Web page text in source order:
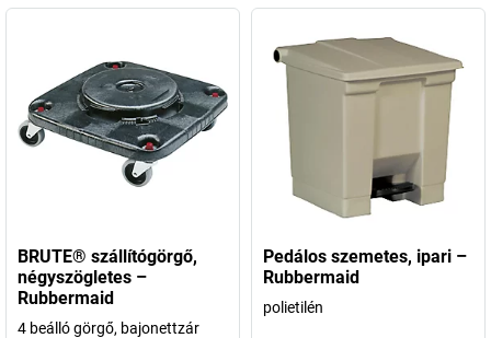
BRUTE® szállítógörgő,
négyszögletes –
Rubbermaid
4 beálló görgő, bajonettzár
Pedálos szemetes, ipari –
Rubbermaid
polietilén